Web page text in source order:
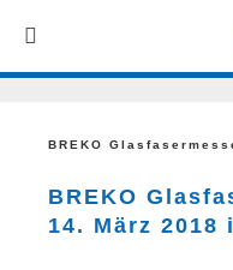
BREKO
BREKO
14. März 2018